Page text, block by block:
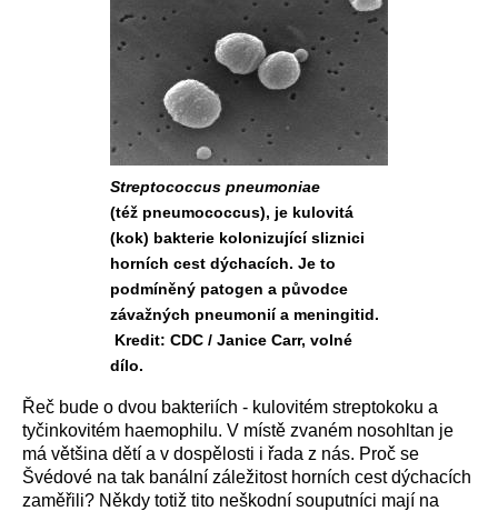
Streptococcus pneumoniae
(též pneumococcus), je kulovitá
(kok) bakterie kolonizující sliznici
horních cest dýchacích. Je to
podmíněný patogen a původce
závažných pneumonií a meningitid.
Kredit: CDC / Janice Carr, volné
dílo.
Řeč bude o dvou bakteriích - kulovitém streptokoku a
tyčinkovitém haemophilu. V místě zvaném nosohltan je
má většina dětí a v dospělosti i řada z nás. Proč se
Švédové na tak banální záležitost horních cest dýchacích
zaměřili? Někdy totiž tito neškodní souputníci mají na